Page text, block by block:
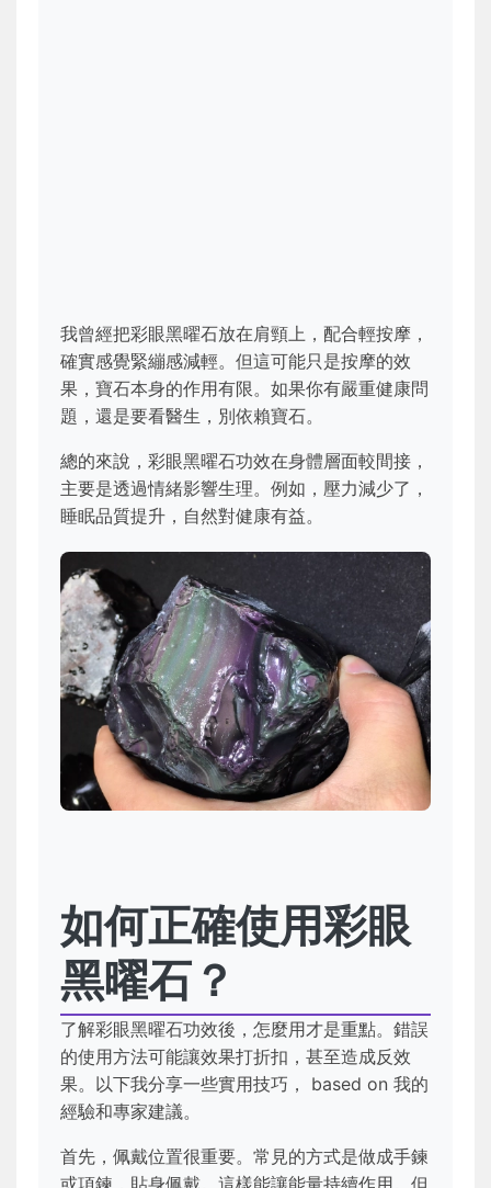
我曾經把彩眼黑曜石放在肩頸上，配合輕按摩，
確實感覺緊繃感減輕。但這可能只是按摩的效
果，寶石本身的作用有限。如果你有嚴重健康問
題，還是要看醫生，別依賴寶石。
總的來說，彩眼黑曜石功效在身體層面較間接，
主要是透過情緒影響生理。例如，壓力減少了，
睡眠品質提升，自然對健康有益。
如何正確使用彩眼
黑曜石？
了解彩眼黑曜石功效後，怎麼用才是重點。錯誤
的使用方法可能讓效果打折扣，甚至造成反效
果。以下我分享一些實用技巧， based on 我的
經驗和專家建議。
首先，佩戴位置很重要。常見的方式是做成手鍊